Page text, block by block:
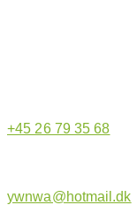
+45 26 79 35 68
ywnwa@hotmail.dk